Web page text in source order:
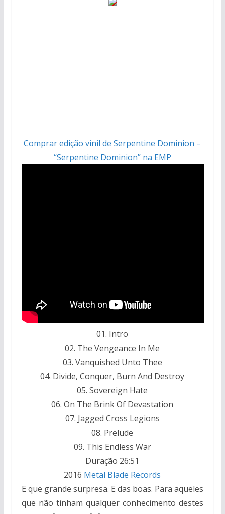
Comprar edição vinil de Serpentine Dominion –
“Serpentine Dominion” na EMP
01. Intro
02. The Vengeance In Me
03. Vanquished Unto Thee
04. Divide, Conquer, Burn And Destroy
05. Sovereign Hate
06. On The Brink Of Devastation
07. Jagged Cross Legions
08. Prelude
09. This Endless War
Duração 26:51
2016 Metal Blade Records
E que grande surpresa. E das boas. Para aqueles
que não tinham qualquer conhecimento destes